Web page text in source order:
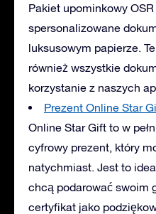
Pakiet upominkowy
spersonalizowane
luksusowym papierze.
również wszystkie
korzystanie z naszych
Prezent Online Star
Online Star Gift to w
cyfrowy prezent, który
natychmiast. Jest to
chcą podarować swoim
certyfikat jako